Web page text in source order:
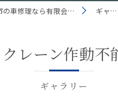
群馬県前橋市の車修理なら有限会社福島重車輛 ギャラリー
ギャラリー
クレーン作動不